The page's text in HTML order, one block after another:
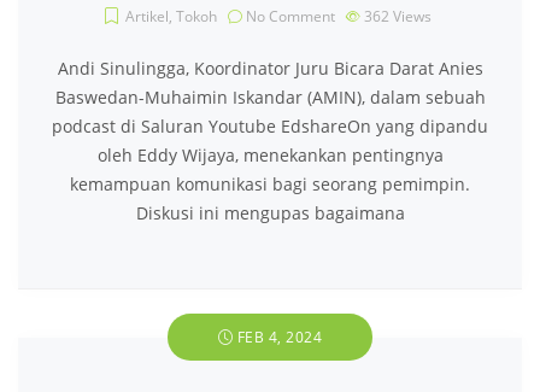
Artikel, Tokoh No Comment 362 Views
Andi Sinulingga, Koordinator Juru Bicara Darat Anies
Baswedan-Muhaimin Iskandar (AMIN), dalam sebuah
podcast di Saluran Youtube EdshareOn yang dipandu
oleh Eddy Wijaya, menekankan pentingnya
kemampuan komunikasi bagi seorang pemimpin.
Diskusi ini mengupas bagaimana
FEB 4, 2024